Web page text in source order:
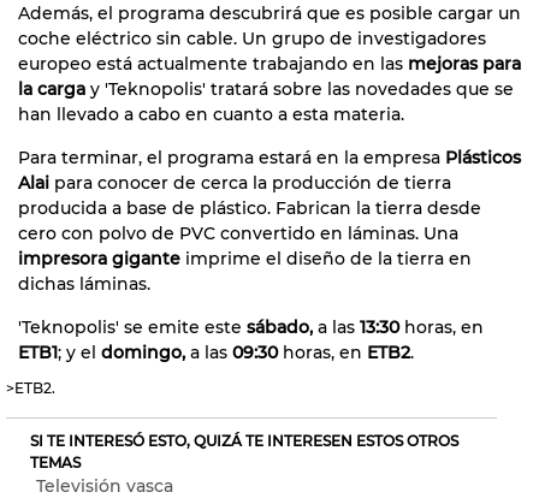
Además, el programa descubrirá que es posible cargar un
coche eléctrico sin cable. Un grupo de investigadores
europeo está actualmente trabajando en las mejoras para
la carga y 'Teknopolis' tratará sobre las novedades que se
han llevado a cabo en cuanto a esta materia.
Para terminar, el programa estará en la empresa Plásticos
Alai para conocer de cerca la producción de tierra
producida a base de plástico. Fabrican la tierra desde
cero con polvo de PVC convertido en láminas. Una
impresora gigante imprime el diseño de la tierra en
dichas láminas.
'Teknopolis' se emite este sábado, a las 13:30horas, en
ETB1; y el domingo, a las 09:30horas, en ETB2.
>ETB2.
SI TE INTERESÓ ESTO, QUIZÁ TE INTERESEN ESTOS OTROS
TEMAS
Televisión vasca